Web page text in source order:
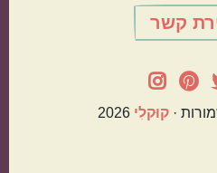
קשר
·קוּקלִי 2026